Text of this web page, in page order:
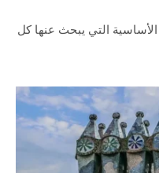
التي يبحث عنها كل